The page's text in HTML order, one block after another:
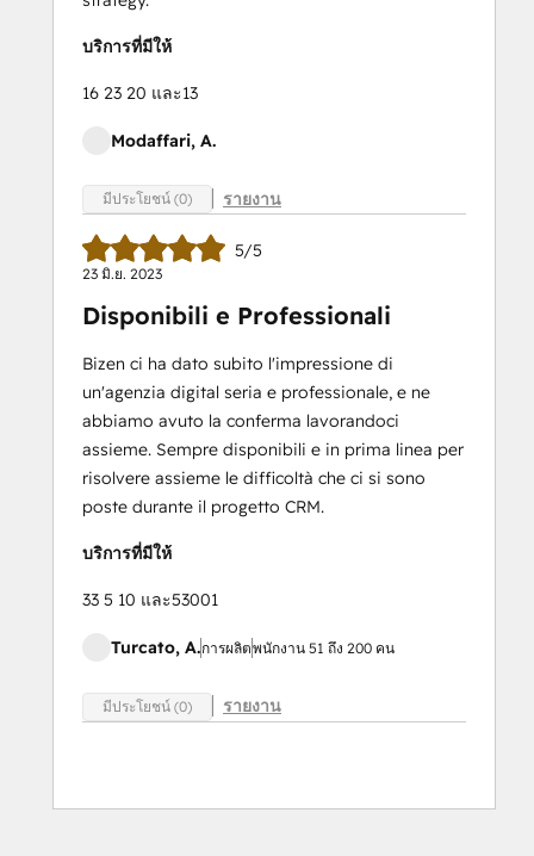
บริการที่มีให้
16 23 20 และ13
Modaffari, A.
มีประโยชน์ (0) รายงาน
5/5
23 มิ.ย. 2023
Disponibili e Professionali
Bizen ci ha dato subito l'impressione di
un'agenzia digital seria e professionale, e ne
abbiamo avuto la conferma lavorandoci
assieme. Sempre disponibili e in prima linea per
risolvere assieme le difficoltà che ci si sono
poste durante il progetto CRM.
บริการที่มีให้
33 5 10 และ53001
Turcato, A.การผลิตพนักงาน 51 ถึง 200 คน
มีประโยชน์ (0) รายงาน